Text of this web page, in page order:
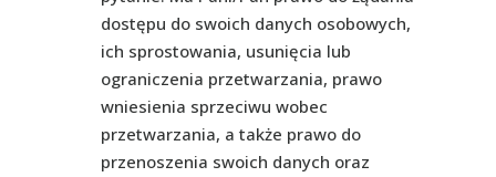
dostępu do swoich danych osobowych,
ich sprostowania, usunięcia lub
ograniczenia przetwarzania, prawo
wniesienia sprzeciwu wobec
przetwarzania, a także prawo do
przenoszenia swoich danych oraz